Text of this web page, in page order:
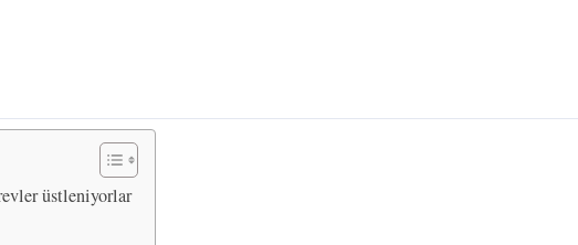
üstleniyorlar